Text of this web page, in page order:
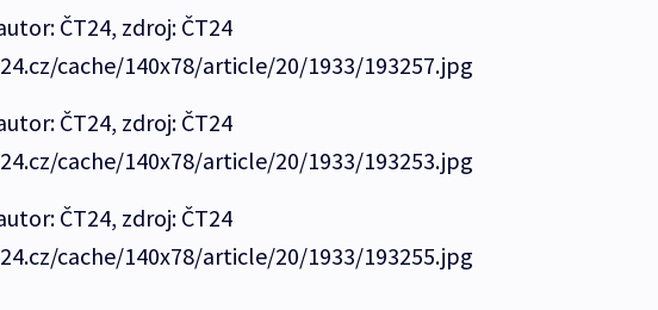
ČT24, zdroj: ČT24
cache/140x78/article/20/1933/193257.jpg
ČT24, zdroj: ČT24
cache/140x78/article/20/1933/193253.jpg
ČT24, zdroj: ČT24
cache/140x78/article/20/1933/193255.jpg